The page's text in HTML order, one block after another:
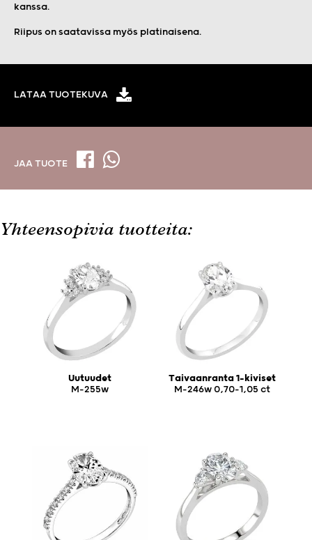
kanssa.
Riipus on saatavissa myös platinaisena.
LATAA TUOTEKUVA
JAA TUOTE
Yhteensopivia tuotteita:
Uutuudet
M-255w
Taivaanranta 1-kiviset
M-246w 0,70-1,05 ct